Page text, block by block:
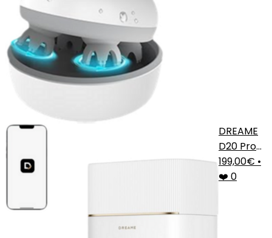
DREAME
D20 Pro
Plus
199,00€ •
❤️ 0